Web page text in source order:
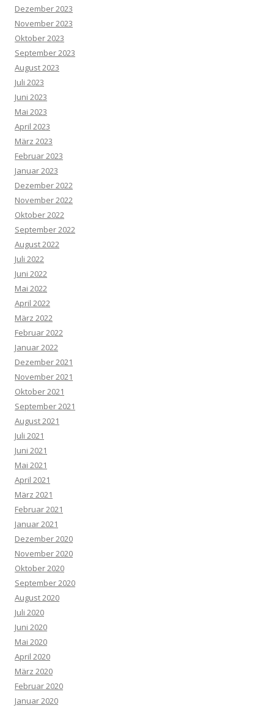
Dezember 2023
November 2023
Oktober 2023
September 2023
August 2023
Juli 2023
Juni 2023
Mai 2023
April 2023
März 2023
Februar 2023
Januar 2023
Dezember 2022
November 2022
Oktober 2022
September 2022
August 2022
Juli 2022
Juni 2022
Mai 2022
April 2022
März 2022
Februar 2022
Januar 2022
Dezember 2021
November 2021
Oktober 2021
September 2021
August 2021
Juli 2021
Juni 2021
Mai 2021
April 2021
März 2021
Februar 2021
Januar 2021
Dezember 2020
November 2020
Oktober 2020
September 2020
August 2020
Juli 2020
Juni 2020
Mai 2020
April 2020
März 2020
Februar 2020
Januar 2020